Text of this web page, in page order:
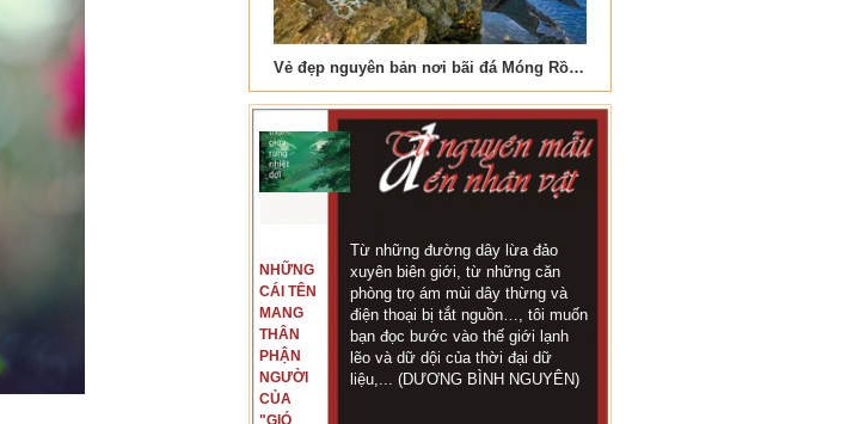
Lẫm liệt Hải Vân quan Vẻ đẹp nguyên bản nơi bãi đá Móng Rồng
NHỮNG
CÁI TÊN
MANG
THÂN
PHẬN
NGƯỜI
CỦA
Từ những đường dây lừa đảo
xuyên biên giới, từ những căn
phòng trọ ám mùi dây thừng và
điện thoại bị tắt nguồn…, tôi muốn
bạn đọc bước vào thế giới lạnh
lẽo và dữ dội của thời đại dữ
liệu,... (DƯƠNG BÌNH NGUYÊN)